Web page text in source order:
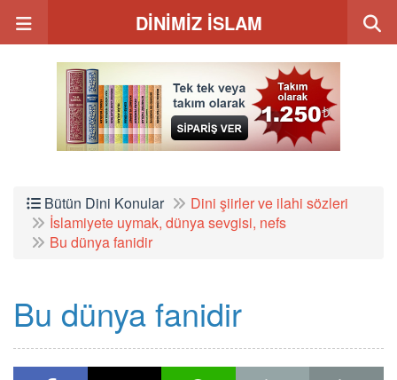
DİNİMİZ İSLAM
Bütün Dini Konular
Dini şiirler ve ilahi sözleri
İslamiyete uymak, dünya sevgisi, nefs
Bu dünya fanidir
Bu dünya fanidir